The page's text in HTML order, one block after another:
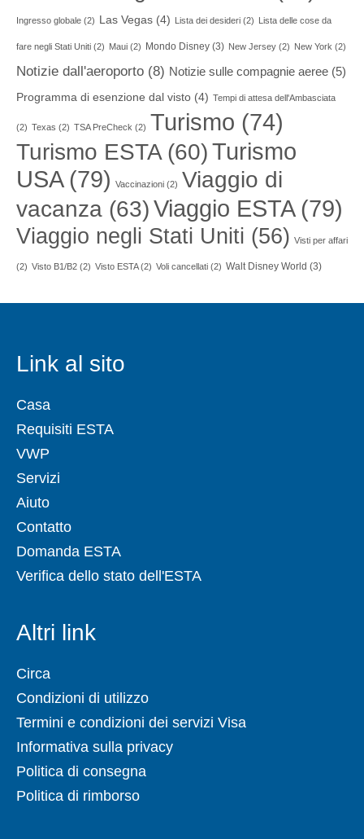
Ingresso globale (2) Las Vegas (4) Lista dei desideri (2) Lista delle cose da
fare negli Stati Uniti (2) Maui (2) Mondo Disney (3) New Jersey (2) New York (2)
Notizie dall'aeroporto (8) Notizie sulle compagnie aeree (5)
Programma di esenzione dal visto (4) Tempi di attesa dell'Ambasciata
(2) Texas (2) TSA PreCheck (2) Turismo (74)
Turismo ESTA(60)Turismo
USA(79) Vaccinazioni (2) Viaggio di
vacanza (63)Viaggio ESTA(79)
Viaggio negli Stati Uniti (56) Visti per affari
(2) Visto B1/B2 (2) Visto ESTA(2) Voli cancellati (2) Walt Disney World (3)
Link al sito
Casa
Requisiti ESTA
VWP
Servizi
Aiuto
Contatto
Domanda ESTA
Verifica dello stato dell'ESTA
Altri link
Circa
Condizioni di utilizzo
Termini e condizioni dei servizi Visa
Informativa sulla privacy
Politica di consegna
Politica di rimborso